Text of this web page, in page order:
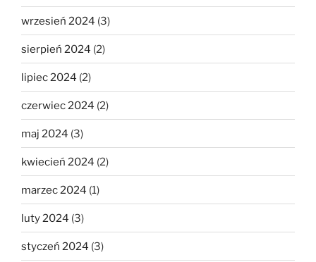
wrzesień 2024 (3)
sierpień 2024 (2)
lipiec 2024 (2)
czerwiec 2024 (2)
maj 2024 (3)
kwiecień 2024 (2)
marzec 2024 (1)
luty 2024 (3)
styczeń 2024 (3)